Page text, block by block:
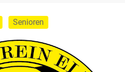
Senioren